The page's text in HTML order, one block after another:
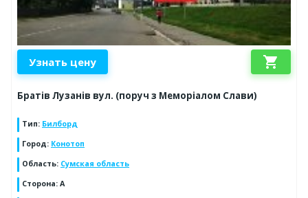
Узнать цену shopping_cart
Братів Лузанів вул. (поруч з Меморіалом Слави)
Тип: Билборд
Город: Конотоп
Область: Сумская область
Сторона: A